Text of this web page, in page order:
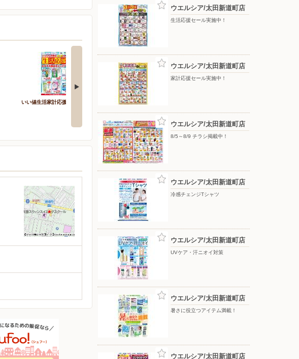
いい値生活家計応援お買得 いい値生活家計応援お買得
ウエルシア/太田新道町店
生活応援セール実施中！
ウエルシア/太田新道町店
家計応援セール実施中！
ウエルシア/太田新道町店
8/5～8/9 チラシ掲載中！
ウエルシア/太田新道町店
冷感チェンジTシャツ
ウエルシア/太田新道町店
UVケア・汗ニオイ対策
ウエルシア/太田新道町店
暑さに役立つアイテム満載！
ウエルシア/太田新道町店